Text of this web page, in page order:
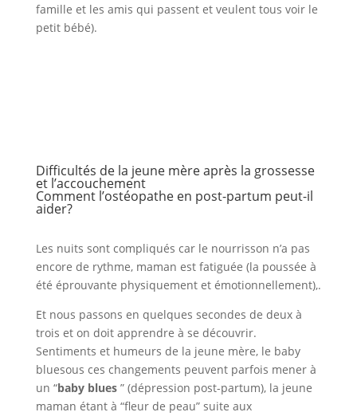
famille et les amis qui passent et veulent tous voir le
petit bébé).
Difficultés de la jeune mère après la grossesse
et l’accouchement
Comment l’ostéopathe en post-partum peut-il
aider?
Les nuits sont compliqués car le nourrisson n’a pas
encore de rythme, maman est fatiguée (la poussée à
été éprouvante physiquement et émotionnellement),.
Et nous passons en quelques secondes de deux à
trois et on doit apprendre à se découvrir.
Sentiments et humeurs de la jeune mère, le baby
bluesous ces changements peuvent parfois mener à
un “baby blues ” (dépression post-partum), la jeune
maman étant à “fleur de peau” suite aux